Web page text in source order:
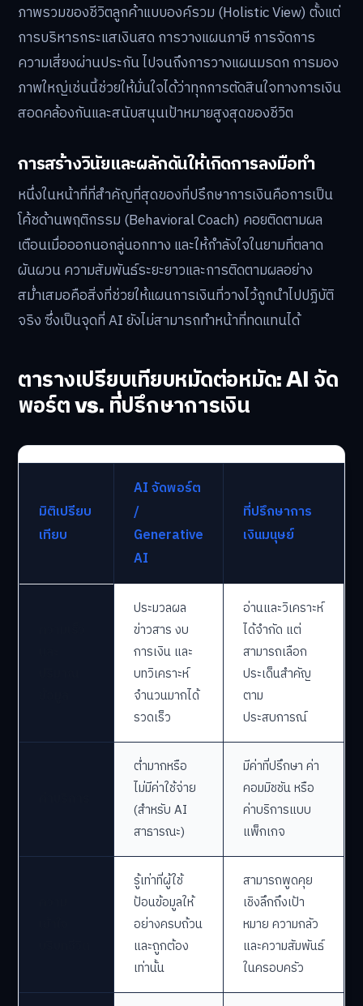
ภาพรวมของชีวิตลูกค้าแบบองค์รวม (Holistic View) ตั้งแต่
การบริหารกระแสเงินสด การวางแผนภาษี การจัดการ
ความเสี่ยงผ่านประกัน ไปจนถึงการวางแผนมรดก การมอง
ภาพใหญ่เช่นนี้ช่วยให้มั่นใจได้ว่าทุกการตัดสินใจทางการเงิน
สอดคล้องกันและสนับสนุนเป้าหมายสูงสุดของชีวิต
การสร้างวินัยและผลักดันให้เกิดการลงมือทำ
หนึ่งในหน้าที่ที่สำคัญที่สุดของที่ปรึกษาการเงินคือการเป็น
โค้ชด้านพฤติกรรม (Behavioral Coach) คอยติดตามผล
เตือนเมื่อออกนอกลู่นอกทาง และให้กำลังใจในยามที่ตลาด
ผันผวน ความสัมพันธ์ระยะยาวและการติดตามผลอย่าง
สม่ำเสมอคือสิ่งที่ช่วยให้แผนการเงินที่วางไว้ถูกนำไปปฏิบัติ
จริง ซึ่งเป็นจุดที่ AI ยังไม่สามารถทำหน้าที่ทดแทนได้
ตารางเปรียบเทียบหมัดต่อหมัด: AI จัด
พอร์ต vs. ที่ปรึกษาการเงิน
มิติเปรียบ
เทียบ
AI จัดพอร์ต
/
Generative
AI
ที่ปรึกษาการ
เงินมนุษย์
ประมวลผล
ข่าวสาร งบ
การเงิน และ
บทวิเคราะห์
จำนวนมากได้
รวดเร็ว
อ่านและวิเคราะห์
ได้จำกัด แต่
สามารถเลือก
ประเด็นสำคัญ
ตาม
ประสบการณ์
ต่ำมากหรือ
ไม่มีค่าใช้จ่าย
(สำหรับ AI
สาธารณะ)
มีค่าที่ปรึกษา ค่า
คอมมิชชัน หรือ
ค่าบริการแบบ
แพ็กเกจ
รู้เท่าที่ผู้ใช้
ป้อนข้อมูลให้
อย่างครบถ้วน
และถูกต้อง
เท่านั้น
สามารถพูดคุย
เชิงลึกถึงเป้า
หมาย ความกลัว
และความสัมพันธ์
ในครอบครัว